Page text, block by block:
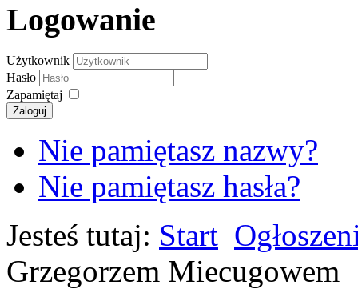
Logowanie
Użytkownik
Hasło
Zapamiętaj
Zaloguj
Nie pamiętasz nazwy?
Nie pamiętasz hasła?
Jesteś tutaj: Start
Grzegorzem Miecugowem